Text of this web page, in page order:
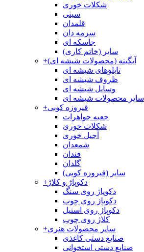
شکلات خوری
سینی
قلمدان
سرمه دان
جاسکه ای
سایر (خاتم کاری)
+آبگینه (محصولات شیشه ای)
تابلوهای شیشه ای
ظروف شیشه ای
وسایل شیشه ای
سایر محصولات شیشه ای
+فیروزه کوبی
جعبه جواهرات
شکلات خوری
آجیل خوری
شمعدان
قندان
گلدان
سایر (فیروزه کوبی)
+دکوپاژ و کلاژ
دکوپاژ روی سنگ
دکوپاژ روی چوب
دکوپاژ روی استیل
کلاژ روی چوب
+سایر محصولات هنری
صنایع دستی کاغذی
صنایع دستی استخوانی